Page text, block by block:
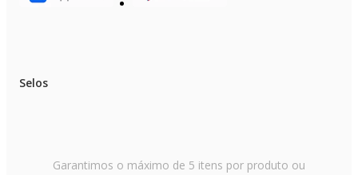
Selos
Garantimos o máximo de 5 itens por produto ou